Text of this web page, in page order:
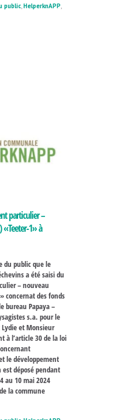
public, HelperknAPP,
particulier –
1» à
du public que le
a été saisi du
– nouveau
concernat des fonds
bureau Papaya –
s.a. pour le
et Monsieur
à l’article 30 de la loi
le développement
déposé pendant
au 10 mai 2024
la commune